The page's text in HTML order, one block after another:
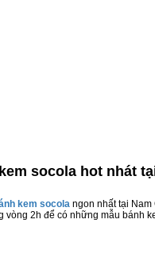
socola hot nhát
kem socola ngon nhất tại Nam
vòng 2h để có những mẫu bánh